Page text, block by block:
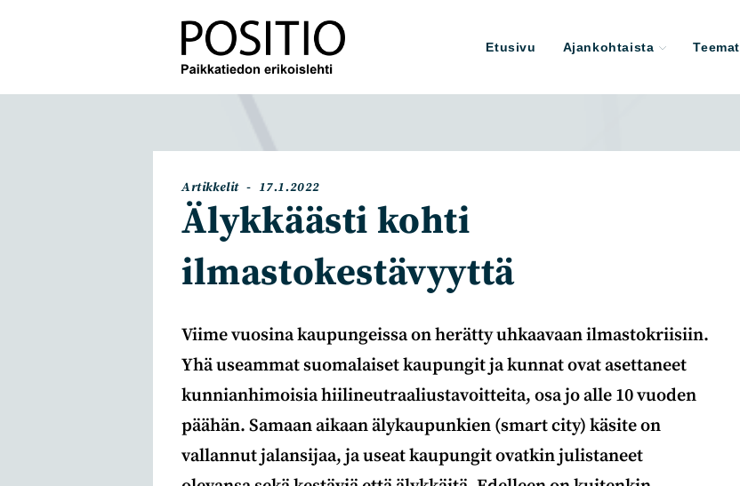
Etusivu Ajankohtaista Teemat
Artikkelin
kategoria:
Artikkelit
Artikkeli
julkaistu:
17.1.2022
Älykkäästi kohti
ilmastokestävyyttä
Viime vuosina kaupungeissa on herätty uhkaavaan ilmastokriisiin.
Yhä useammat suomalaiset kaupungit ja kunnat ovat asettaneet
kunnianhimoisia hiilineutraaliustavoitteita, osa jo alle 10 vuoden
päähän. Samaan aikaan älykaupunkien (smart city) käsite on
vallannut jalansijaa, ja useat kaupungit ovatkin julistaneet